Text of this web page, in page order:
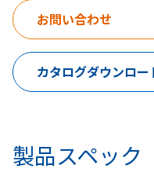
お問い合わせ
カタログダウンロー
製品スペック